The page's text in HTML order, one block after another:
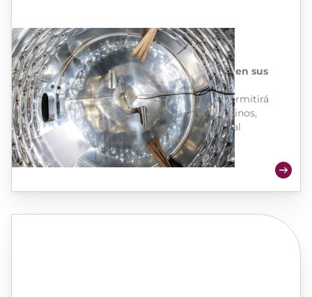
Batonneur
Recree el efecto de la crianza sobre lías en sus
depósitos
Trabajar con las lías en sus depósitos le permitirá
aumentar el volumen y el cuerpo de sus vinos,
protegiendo al mismo tiempo su potencial
aromático.